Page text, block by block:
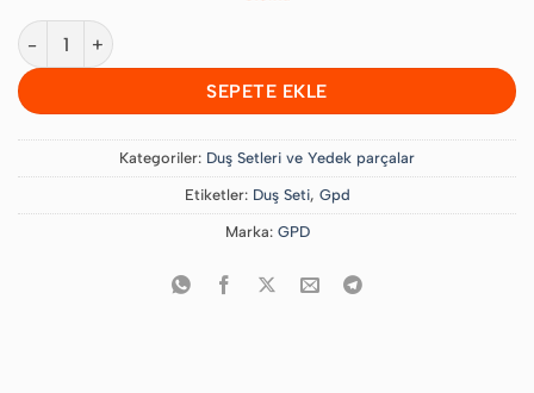
GPD Arbeka Askılı Duş Seti 5 Fonksiyonlu Ds50 adet
SEPETE EKLE
Kategoriler: Duş Setleri ve Yedek parçalar
Etiketler: Duş Seti, Gpd
Marka: GPD